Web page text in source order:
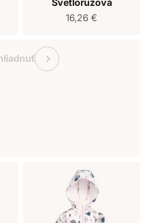
Svetloružová
Predajná cena
16,26 €
Predchádzajúce